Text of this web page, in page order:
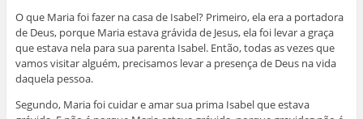
O que Maria foi fazer na casa de Isabel? Primeiro, ela era a portadora
de Deus, porque Maria estava grávida de Jesus, ela foi levar a graça
que estava nela para sua parenta Isabel. Então, todas as vezes que
vamos visitar alguém, precisamos levar a presença de Deus na vida
daquela pessoa.
Segundo, Maria foi cuidar e amar sua prima Isabel que estava